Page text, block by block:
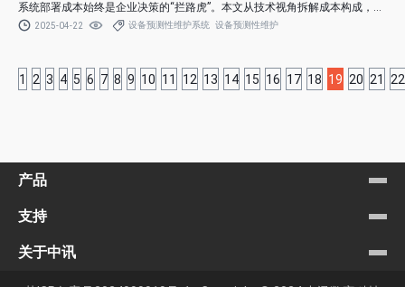
系统部署成本始终是企业决策的“拦路虎”。本文从技术视角拆解成本构成，提
供优化策略，并以中讯烛龙预测性维护系统为例，解析高性价比部署方案。
2025-04-22 设备预测性维护系统 设备预测性维护
1 2 3 4 5 6 7 8 9 10 11 12 13 14 15 16 17 18 19 20 21 22
产品
支持
关于中讯